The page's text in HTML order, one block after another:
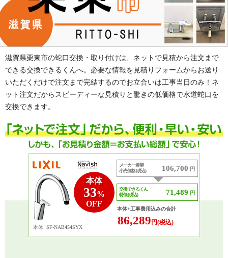
滋賀県栗東市の蛇口交換・取り付けは、ネットで見積から注文まで
できる交換できるくんへ。必要な情報を見積りフォームからお送り
いただくだけで注文まで完結するのでお立合いは工事当日のみ！ネ
ット注文だからスピーディーな見積りと驚きの低価格で水道蛇口を
交換できます。
本体
33%
OFF
本体 SF-NAB454SYX
メーカー希望
小売価格 (税込)
106,700 円
交換できるくん
特価 (税込)
71,489 円
本体+工事費用込みの合計
86,289 円(税込)